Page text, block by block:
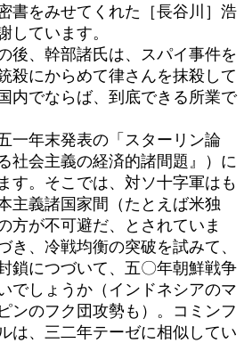
書をみせてくれた［長谷川］浩
しています。
後、幹部諸氏は、スパイ事件を
殺にからめて律さんを抹殺して
内でならば、到底できる所業で
一年末発表の「スターリン論
社会主義の経済的諸間題』）に
す。そこでは、対ソ十字軍はも
主義諸国家間（たとえば米独
方が不可避だ、とされていま
き、冷戦均衡の突破を試みて、
鎖につづいて、五〇年朝鮮戦争
でしょうか（インドネシアのマ
ンのフク団攻勢も）。コミンフ
は、三二年テーゼに相似してい